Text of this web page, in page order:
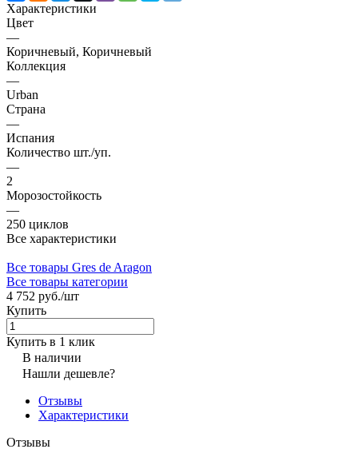
Характеристики
Цвет
—
Коричневый, Коричневый
Коллекция
—
Urban
Страна
—
Испания
Количество шт./уп.
—
2
Морозостойкость
—
250 циклов
Все характеристики
Все товары Gres de Aragon
Все товары категории
4 752 руб./шт
Купить
Купить в 1 клик
В наличии
Нашли дешевле?
Отзывы
Характеристики
Отзывы